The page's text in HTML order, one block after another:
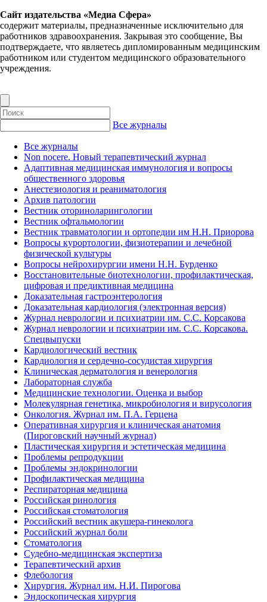
Сайт издательства «Медиа Сфера»
содержит материалы, предназначенные исключительно для
работников здравоохранения. Закрывая это сообщение, Вы
подтверждаете, что являетесь дипломированным медицинским
работником или студентом медицинского образовательного
учреждения.
Все журналы
Все журналы
Non nocere. Новый терапевтический журнал
Адаптивная медицинская иммунология и вопросы
общественного здоровья
Анестезиология и реаниматология
Архив патологии
Вестник оториноларингологии
Вестник офтальмологии
Вестник травматологии и ортопедии им Н.Н. Приорова
Вопросы курортологии, физиотерапии и лечебной
физической культуры
Вопросы нейрохирургии имени Н.Н. Бурденко
Восстановительные биотехнологии, профилактическая,
цифровая и предиктивная медицина
Доказательная гастроэнтерология
Доказательная кардиология (электронная версия)
Журнал неврологии и психиатрии им. С.С. Корсакова
Журнал неврологии и психиатрии им. С.С. Корсакова.
Спецвыпуски
Кардиологический вестник
Кардиология и сердечно-сосудистая хирургия
Клиническая дерматология и венерология
Лабораторная служба
Медицинские технологии. Оценка и выбор
Молекулярная генетика, микробиология и вирусология
Онкология. Журнал им. П.А. Герцена
Оперативная хирургия и клиническая анатомия
(Пироговский научный журнал)
Пластическая хирургия и эстетическая медицина
Проблемы репродукции
Проблемы эндокринологии
Профилактическая медицина
Респираторная медицина
Российская ринология
Российская стоматология
Российский вестник акушера-гинеколога
Российский журнал боли
Стоматология
Судебно-медицинская экспертиза
Терапевтический архив
Флебология
Хирургия. Журнал им. Н.И. Пирогова
Эндоскопическая хирургия